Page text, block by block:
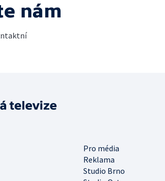
nám
Pro média
Reklama
Studio Brno